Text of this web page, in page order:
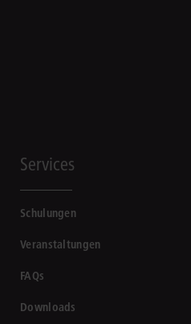
Services
Schulungen
Veranstaltungen
FAQs
Downloads